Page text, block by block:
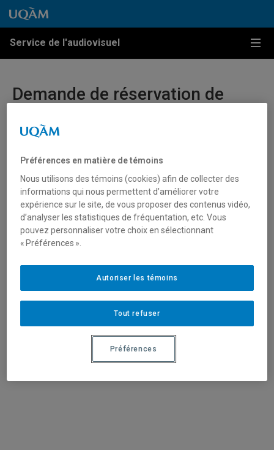
Passer au contenu
Accéder au menu principal
Accéder à la recherche
Passer au contenu
Accéder au menu principal
Service de l'audiovisuel
Demande de réservation de
BacTV de l’École des Médias de demander la réservation
de matériel pour les cours autorisés.
Merci de prévoir au moins 48h ouvrables pour le
traitement et la préparation du matériel. Un délai de
réservation plus court entraînera un temps d’attente plus
élevé à la cueillette au comptoir.
Préférences en matière de témoins
Nous utilisons des témoins (cookies) afin de collecter des
informations qui nous permettent d’améliorer votre
expérience sur le site, de vous proposer des contenus vidéo,
d’analyser les statistiques de fréquentation, etc. Vous
pouvez personnaliser votre choix en sélectionnant
« Préférences ».
Tout refuser
Autoriser les témoins
Préférences